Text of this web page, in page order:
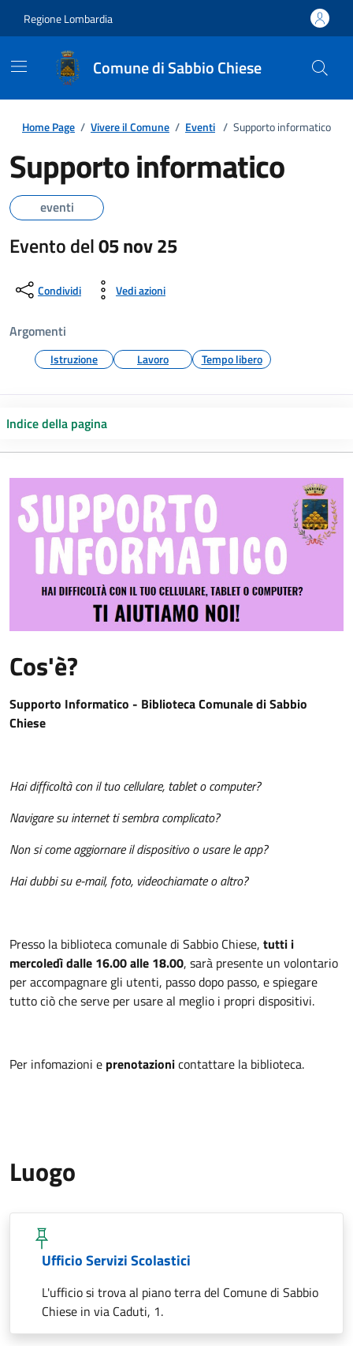
Regione Lombardia
Comune di Sabbio Chiese
Home Page / Vivere il Comune / Eventi / Supporto informatico
Supporto informatico
eventi
Evento del05 nov 25
Condividi Vedi azioni
Argomenti
Istruzione Lavoro Tempo libero
Indice della pagina
Cos'è?
Supporto Informatico - Biblioteca Comunale di Sabbio
Chiese
Hai difficoltà con il tuo cellulare, tablet o computer?
Navigare su internet ti sembra complicato?
Non si come aggiornare il dispositivo o usare le app?
Hai dubbi su e-mail, foto, videochiamate o altro?
Presso la biblioteca comunale di Sabbio Chiese, tutti i
mercoledì dalle 16.00 alle 18.00, sarà presente un volontario
per accompagnare gli utenti, passo dopo passo, e spiegare
tutto ciò che serve per usare al meglio i propri dispositivi.
Per infomazioni e prenotazionicontattare la biblioteca.
Luogo
Ufficio Servizi Scolastici
L'ufficio si trova al piano terra del Comune di Sabbio
Chiese in via Caduti, 1.